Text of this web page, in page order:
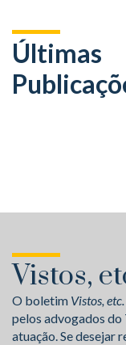
Últimas
Vistos,
O boletim Vistos, etc.
pelos advogados do
atuação. Se desejar